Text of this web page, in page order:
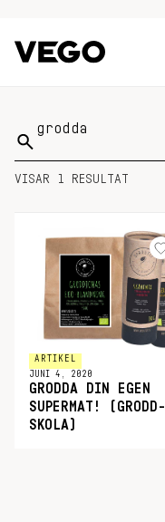
Sök
på:
VISAR 1 RESULTAT
ARTIKEL
JUNI 4, 2020
GRODDA DIN EGEN
SUPERMAT! (GRODD-
SKOLA)